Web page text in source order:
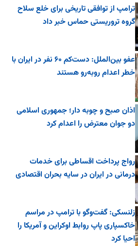
ترامپ از توافقی تاریخی برای خلع ‌سلاح
گروه تروریستی حماس خبر داد
عفو بین‌الملل: دست‌کم ۶۰ نفر در ایران با
خطر اعدام روبه‌رو هستند
اذان صبح و چوبه دار؛ جمهوری اسلامی
دو جوان معترض را اعدام کرد
رواج پرداخت اقساطی برای خدمات
درمانی در ایران در سایه بحران اقتصادی
زلنسکی: گفت‌وگو با ترامپ در مراسم
خاکسپاری پاپ روابط اوکراین و آمریکا را
احیا کرد